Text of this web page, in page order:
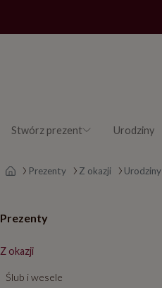
Stwórz prezent Urodziny
Strona główna
Prezenty Z okazji Urodziny
Prezenty
Z okazji
Ślub i wesele